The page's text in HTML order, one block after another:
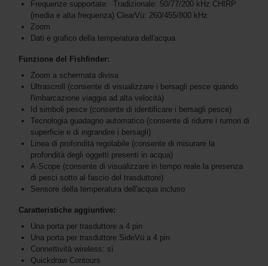
Frequenze supportate: Tradizionale: 50/77/200 kHz CHIRP
(media e alta frequenza) ClearVü: 260/455/800 kHz
Zoom
Dati e grafico della temperatura dell'acqua
Funzione del Fishfinder:
Zoom a schermata divisa
Ultrascroll (consente di visualizzare i bersagli pesce quando
l'imbarcazione viaggia ad alta velocità)
Id simboli pesce (consente di identificare i bersagli pesce)
Tecnologia guadagno automatico (consente di ridurre i rumori di
superficie e di ingrandire i bersagli)
Linea di profondità regolabile (consente di misurare la
profondità degli oggetti presenti in acqua)
A-Scope (consente di visualizzare in tempo reale la presenza
di pesci sotto al fascio del trasduttore)
Sensore della temperatura dell'acqua incluso
Caratteristiche aggiuntive:
Una porta per trasduttore a 4 pin
Una porta per trasduttore SideVü a 4 pin
Connettività wireless: sì
Quickdraw Contours